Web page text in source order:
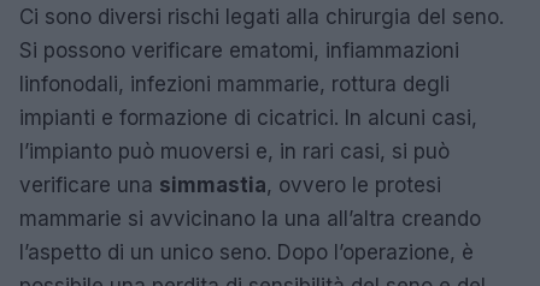
Ci sono diversi rischi legati alla chirurgia del seno.
Si possono verificare ematomi, infiammazioni
linfonodali, infezioni mammarie, rottura degli
impianti e formazione di cicatrici. In alcuni casi,
l’impianto può muoversi e, in rari casi, si può
verificare una simmastia, ovvero le protesi
mammarie si avvicinano la una all’altra creando
l’aspetto di un unico seno. Dopo l’operazione, è